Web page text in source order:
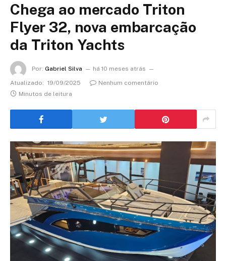
Chega ao mercado Triton
Flyer 32, nova embarcação
da Triton Yachts
Por: Gabriel Silva
há 10 meses atrás
Atualizado: 19/09/2025
Nenhum comentário
Minutos de leitura